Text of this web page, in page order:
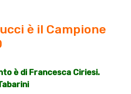
è il Campione
è di Francesca Ciriesi.